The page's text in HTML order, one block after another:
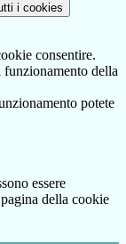
i cookies
consentire.
della
potete
essere
della cookie